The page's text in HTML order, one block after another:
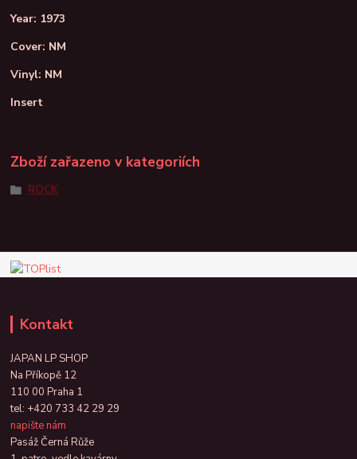
Year: 1973
Cover: NM
Vinyl: NM
Insert
Zboží zařazeno v kategoriích
ROCK
Kontakt
JAPAN LP SHOP
Na Příkopě 12
110 00 Praha 1
tel: +420 733 42 29 29
napište nám
Pasáž Černá Růže